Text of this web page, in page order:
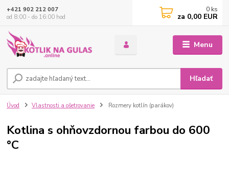
Menu
Hľadať
+421 902 212 007
od 8:00 - do 16:00 hod
0 ks
za 0,00 EUR
Úvod Vlastnosti a ošetrovanie Rozmery kotlín (parákov)
Kotlina s ohňovzdornou farbou do 600
°C